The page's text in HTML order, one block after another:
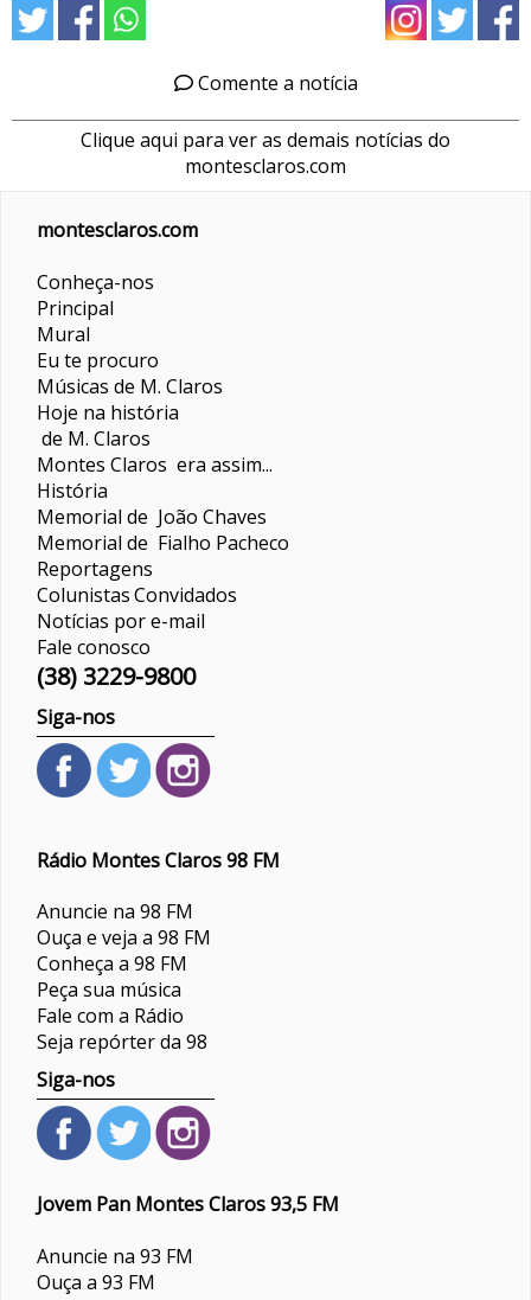
Comente a notícia
Clique aqui para ver as demais notícias do
montesclaros.com
montesclaros.com
Conheça-nos
Principal
Mural
Eu te procuro
Músicas de M. Claros
Hoje na história
de M. Claros
Montes Claros era assim...
História
Memorial de João Chaves
Memorial de Fialho Pacheco
Reportagens
ColunistasConvidados
Notícias por e-mail
Fale conosco
(38) 3229-9800
Siga-nos
Rádio Montes Claros 98 FM
Anuncie na 98 FM
Ouça e veja a 98 FM
Conheça a 98 FM
Peça sua música
Fale com a Rádio
Seja repórter da 98
Siga-nos
Jovem Pan Montes Claros 93,5 FM
Anuncie na 93 FM
Ouça a 93 FM